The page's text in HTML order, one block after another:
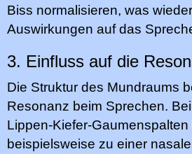
Biss normalisieren, was
Auswirkungen auf das
3. Einfluss auf die
Die Struktur des Mundraums
Resonanz beim Sprechen.
Lippen-Kiefer-Gaumenspalten
beispielsweise zu einer